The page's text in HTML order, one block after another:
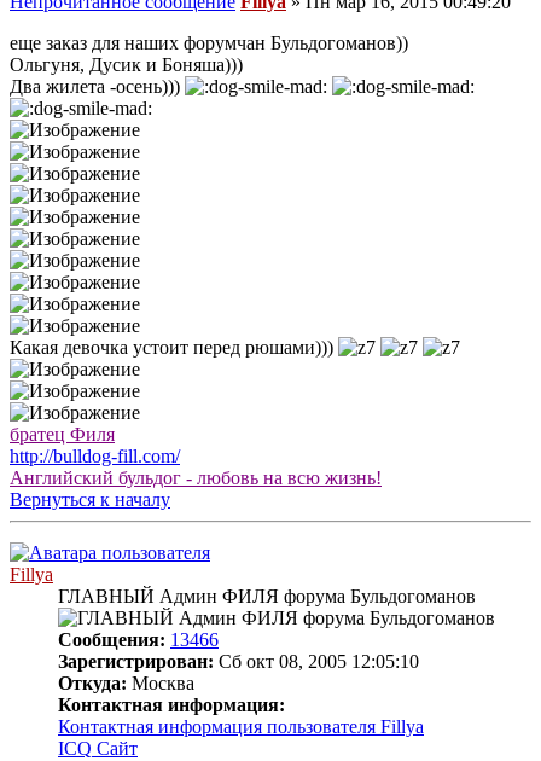
еще заказ для наших форумчан Бульдогоманов))
Ольгуня, Дусик и Боняша)))
Два жилета -осень)))
Какая девочка устоит перед рюшами)))
братец Филя
http://bulldog-fill.com/
Английский бульдог - любовь на всю жизнь!
Вернуться к началу
Fillya
ГЛАВНЫЙ Админ ФИЛЯ форума Бульдогоманов
Сообщения: 13466
Зарегистрирован: Сб окт 08, 2005 12:05:10
Откуда: Москва
Контактная информация:
Контактная информация пользователя Fillya
ICQ Сайт